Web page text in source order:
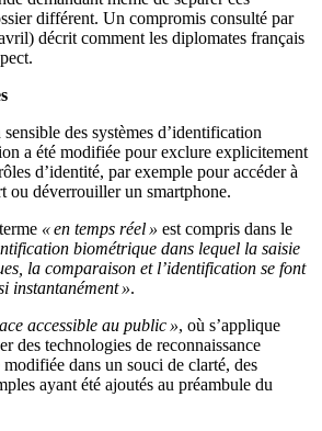
différent. Un compromis consulté par
décrit comment les diplomates français
des systèmes d’identification
a été modifiée pour exclure explicitement
d’identité, par exemple pour accéder à
ou déverrouiller un smartphone.
« en temps réel » est compris dans le
biométrique dans lequel la saisie
la comparaison et l’identification se font
instantanément ».
accessible au public », où s’applique
des technologies de reconnaissance
dans un souci de clarté, des
ayant été ajoutés au préambule du